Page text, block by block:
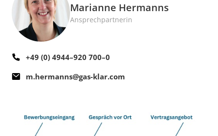
Marianne Hermanns
Ansprechpartnerin
+49 (0) 4944–920 700–0
m.hermanns@gas-klar.com